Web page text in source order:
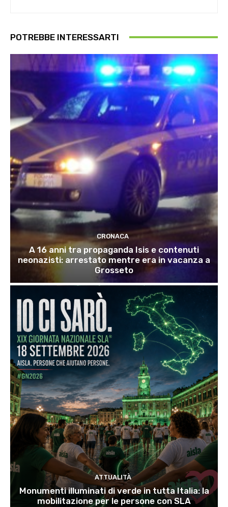
POTREBBE INTERESSARTI
CRONACA
A 16 anni tra propaganda Isis e contenuti
neonazisti: arrestato mentre era in vacanza a
Grosseto
ATTUALITÀ
Monumenti illuminati di verde in tutta Italia: la
mobilitazione per le persone con SLA